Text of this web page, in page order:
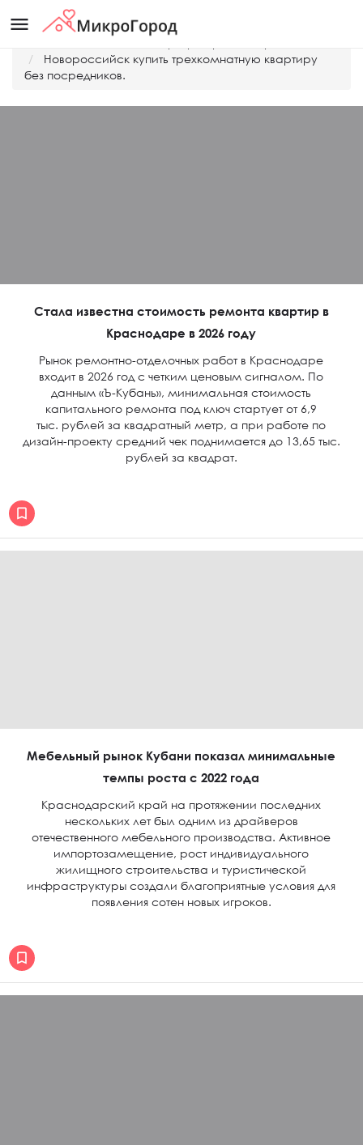
menu
Новороссийск купить трехкомнатную квартиру
без посредников.
Стала известна стоимость ремонта квартир в
Краснодаре в 2026 году
Рынок ремонтно-отделочных работ в Краснодаре
входит в 2026 год с четким ценовым сигналом. По
данным «Ъ-Кубань», минимальная стоимость
капитального ремонта под ключ стартует от 6,9
тыс. рублей за квадратный метр, а при работе по
дизайн-проекту средний чек поднимается до 13,65 тыс.
рублей за квадрат.
Мебельный рынок Кубани показал минимальные
темпы роста с 2022 года
Краснодарский край на протяжении последних
нескольких лет был одним из драйверов
отечественного мебельного производства. Активное
импортозамещение, рост индивидуального
жилищного строительства и туристической
инфраструктуры создали благоприятные условия для
появления сотен новых игроков.